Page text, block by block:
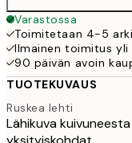
Varastossa
Toimitetaan 4-5
Ilmainen toimitus
90 päivän avoin
TUOTEKUVAUS
Ruskea lehti
Lähikuva